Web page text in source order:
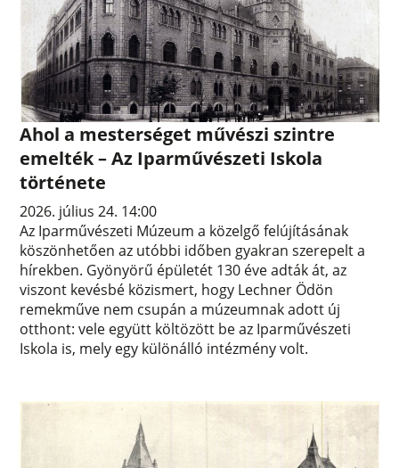
Ahol a mesterséget művészi szintre
emelték – Az Iparművészeti Iskola
története
2026. július 24. 14:00
Az Iparművészeti Múzeum a közelgő felújításának
köszönhetően az utóbbi időben gyakran szerepelt a
hírekben. Gyönyörű épületét 130 éve adták át, az
viszont kevésbé közismert, hogy Lechner Ödön
remekműve nem csupán a múzeumnak adott új
otthont: vele együtt költözött be az Iparművészeti
Iskola is, mely egy különálló intézmény volt.